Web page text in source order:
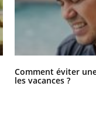
Comment éviter
les vacances ?